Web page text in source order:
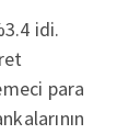
idi.
para